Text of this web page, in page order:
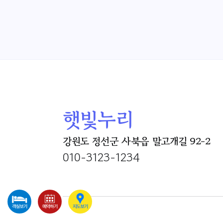
햇빛누리
강원도 정선군 사북읍 말고개길 92-2
010-3123-1234